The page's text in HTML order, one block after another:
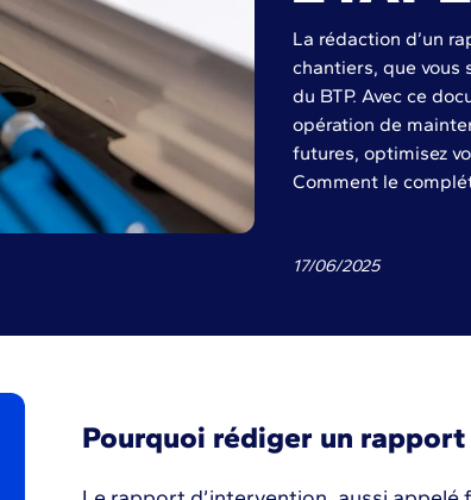
La rédaction d’un
chantiers, que vous
du BTP. Avec ce
opération de
futures, optimisez
Comment le
17/06/2025
Pourquoi rédiger un rapport